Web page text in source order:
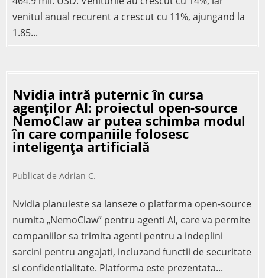
venitul anual recurent a crescut cu 11%, ajungand la
1.85...
Nvidia intră puternic în cursa
agenților AI: proiectul open-source
NemoClaw ar putea schimba modul
în care companiile folosesc
inteligența artificială
Publicat de Adrian C.
Nvidia planuieste sa lanseze o platforma open-source
numita „NemoClaw” pentru agenti AI, care va permite
companiilor sa trimita agenti pentru a indeplini
sarcini pentru angajati, incluzand functii de securitate
si confidentialitate. Platforma este prezentata...